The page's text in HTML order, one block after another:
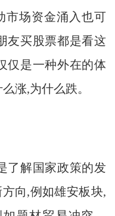
市场资金涌入也可
友买股票都是看这
仅是一种外在的体
涨,为什么跌。
解国家政策的发
向,例如雄安板块,